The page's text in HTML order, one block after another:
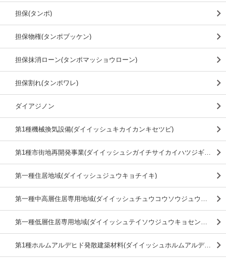
担保(タンポ)
担保物権(タンポブッケン)
担保抹消ローン(タンポマッショウローン)
担保割れ(タンポワレ)
ダイアジノン
第1種機械換気設備(ダイイッシュキカイカンキセツビ)
第1種市街地再開発事業(ダイイッシュシガイチサイカイハツジギョウ)
第一種住居地域(ダイイッシュジュウキョチイキ)
第一種中高層住居専用地域(ダイイッシュチュウコウソウジュウキョセンヨウチイキ)
第一種低層住居専用地域(ダイイッシュテイソウジュウキョセンヨウチイキ)
第1種ホルムアルデヒド発散建築材料(ダイイッシュホルムアルデヒドハッサンケンチクザイリョウ)